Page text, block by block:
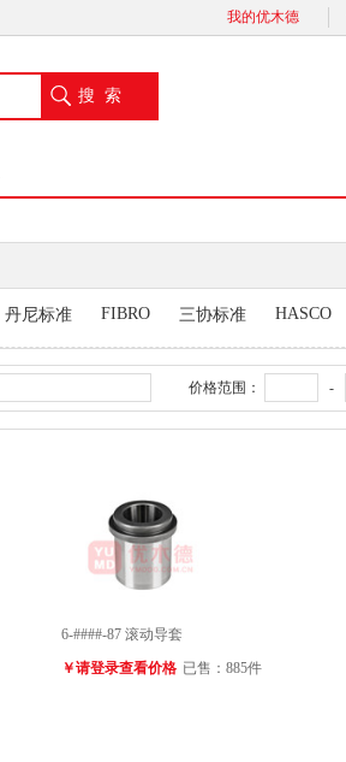
我的优木德
丹尼标准 FIBRO 三协标准 HASCO
价格范围： -
6-####-87 滚动导套
￥请登录查看价格 已售：885件